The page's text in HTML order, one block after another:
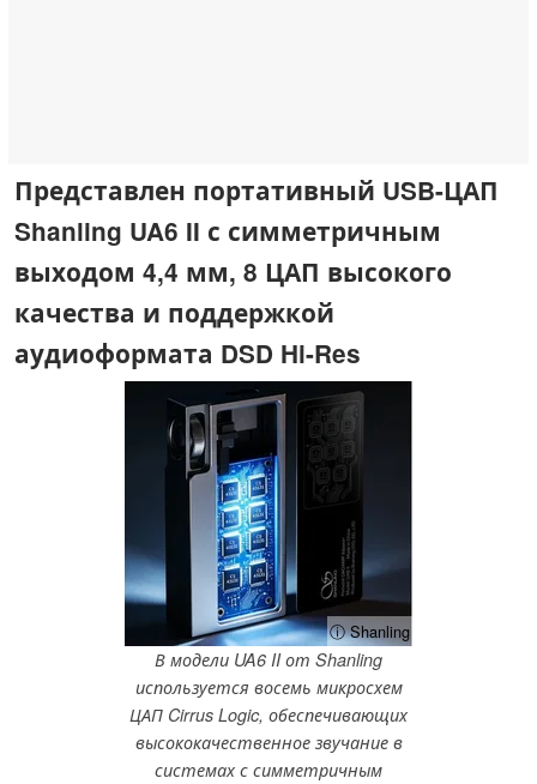
Представлен портативный USB-ЦАП
Shanling UA6 II с симметричным
выходом 4,4 мм, 8 ЦАП высокого
качества и поддержкой
аудиоформата DSD Hi-Res
ⓘ Shanling
В модели UA6 II от Shanling
используется восемь микросхем
ЦАП Cirrus Logic, обеспечивающих
высококачественное звучание в
системах с симметричным